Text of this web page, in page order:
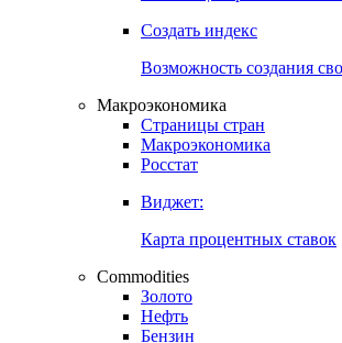
Курсы валют Центральных
Ставки центральных
Создать индекс
Возможность создания
Страницы стран
Росстат
Виджет:
Карта процентных ставок